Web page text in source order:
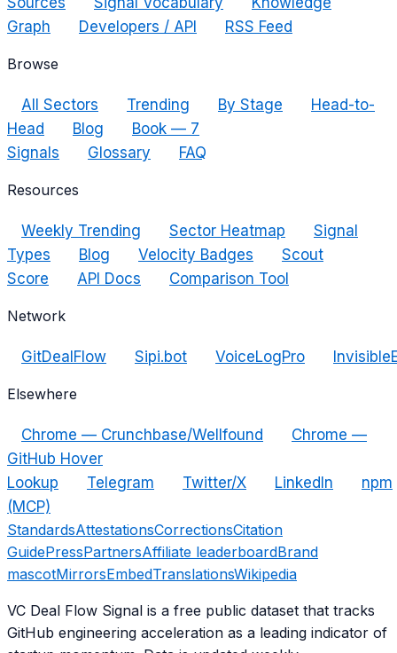
Graph
Developers / API RSS Feed
Browse
All Sectors Trending By Stage
Head-to-
Head
Blog
Book — 7
Signals
Glossary FAQ
Resources
Weekly Trending Sector Heatmap
Signal
Types
Blog Velocity Badges
Scout
Score
API Docs Comparison Tool
Network
GitDealFlow Sipi.bot VoiceLogPro
Elsewhere
Chrome — Crunchbase/Wellfound
Chrome —
GitHub Hover
Lookup
Telegram Twitter/X LinkedIn
npm
(MCP)
StandardsAttestationsCorrectionsCitation
GuidePressPartnersAffiliate leaderboardBrand
mascotMirrorsEmbedTranslationsWikipedia
VC Deal Flow Signal is a free public dataset that tracks
GitHub engineering acceleration as a leading indicator of